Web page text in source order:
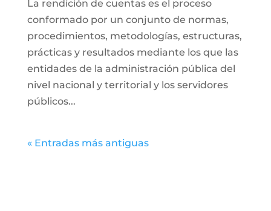
La rendición de cuentas es el proceso
conformado por un conjunto de normas,
procedimientos, metodologías, estructuras,
prácticas y resultados mediante los que las
entidades de la administración pública del
nivel nacional y territorial y los servidores
públicos...
« Entradas más antiguas